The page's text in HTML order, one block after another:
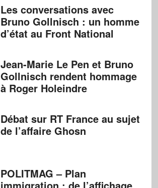
Les conversations avec
Bruno Gollnisch : un homme
d’état au Front National
Jean-Marie Le Pen et Bruno
Gollnisch rendent hommage
à Roger Holeindre
Débat sur RT France au sujet
de l’affaire Ghosn
POLITMAG – Plan